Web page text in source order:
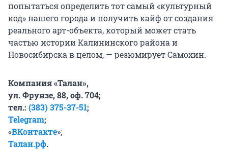
попытаться определить тот самый «культурный
код» нашего города и получить кайф от создания
реального арт-объекта, который может стать
частью истории Калининского района и
Новосибирска в целом, — резюмирует Самохин.
Компания «Талан»,
ул. Фрунзе, 88, оф. 704;
тел.: (383) 375-37-51;
Telegram;
«ВКонтакте»;
Талан.рф.